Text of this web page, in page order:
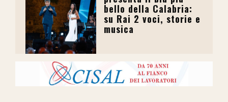
bello della Calabria:
su Rai 2 voci, storie e
musica